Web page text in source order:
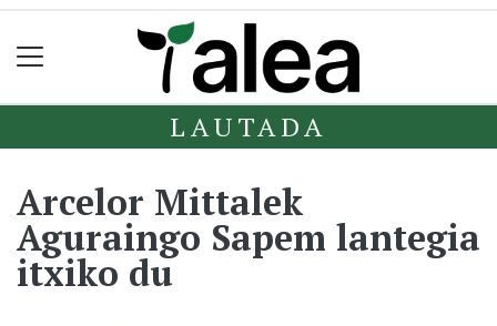
LAUTADA
Arcelor Mittalek
Aguraingo Sapem lantegia
itxiko du